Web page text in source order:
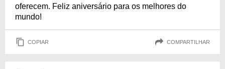
oferecem. Feliz aniversário para os melhores do
mundo!
COPIAR COMPARTILHAR